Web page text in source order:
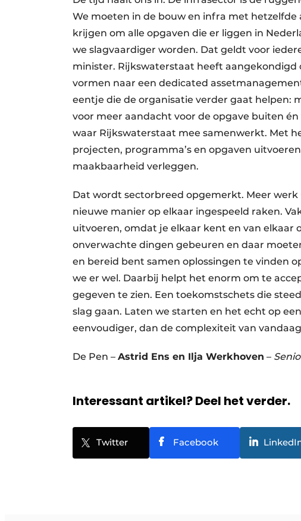
We moeten in de bouw en infra met
krijgen om alle opgaven die er liggen in
we slagvaardiger worden. Dat geldt voor
minister. Rijkswaterstaat heeft aangekondigd
vormen naar een dedicated
eentje die de organisatie verder gaat helpen:
voor meer aandacht voor de opgave buiten
waar Rijkswaterstaat mee samenwerkt. Met
projecten, programma’s en opgaven
maakbaarheid verleggen.
Dat wordt sectorbreed opgemerkt. Meer
nieuwe manier op elkaar ingespeeld raken.
uitvoeren, omdat je elkaar kent en van elkaar
onverwachte dingen gebeuren en daar
en bereid bent samen oplossingen te vinden
we er wel. Daarbij helpt het enorm om te
gegeven te zien. Een toekomstschets die
slag gaan. Laten we starten en het echt op
eenvoudiger, dan de complexiteit van
De Pen – Astrid Ens en Ilja Werkhoven –
Interessant artikel? Deel het verder.
Twitter Facebook